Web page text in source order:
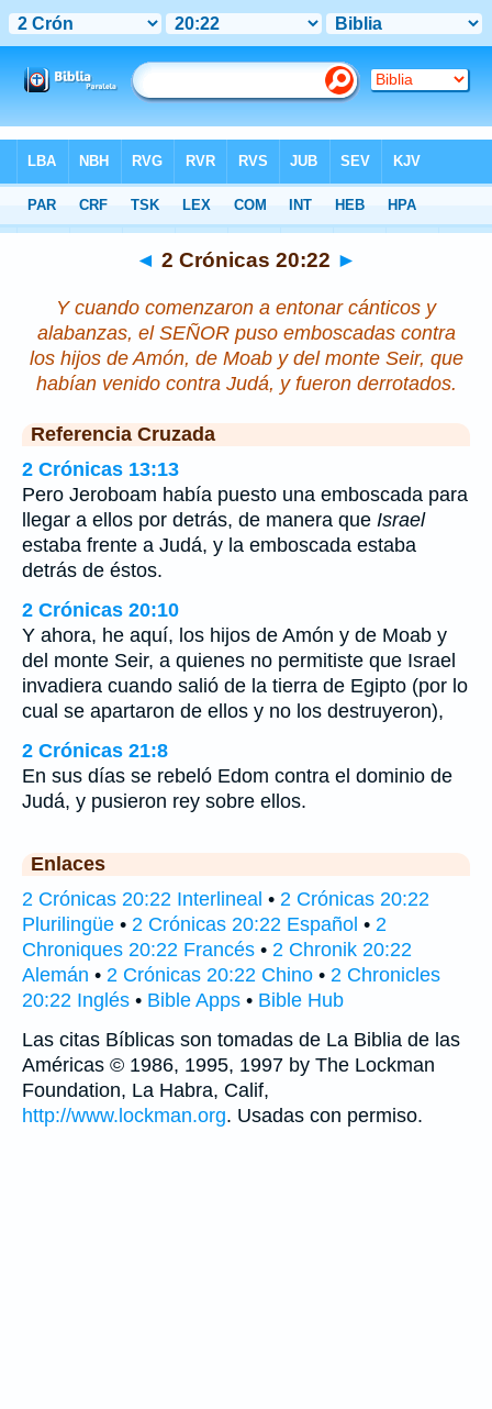
>2 Crónicas Capítulo 20 > Verso 22
◄ 2 Crónicas 20:22 ►
Y cuando comenzaron a entonar cánticos y
alabanzas, el SEÑOR puso emboscadas contra
los hijos de Amón, de Moab y del monte Seir, que
habían venido contra Judá, y fueron derrotados.
Referencia Cruzada
2 Crónicas 13:13
Pero Jeroboam había puesto una emboscada para
llegar a ellos por detrás, de manera que Israel
estaba frente a Judá, y la emboscada estaba
detrás de éstos.
2 Crónicas 20:10
Y ahora, he aquí, los hijos de Amón y de Moab y
del monte Seir, a quienes no permitiste que Israel
invadiera cuando salió de la tierra de Egipto (por lo
cual se apartaron de ellos y no los destruyeron),
2 Crónicas 21:8
En sus días se rebeló Edom contra el dominio de
Judá, y pusieron rey sobre ellos.
Enlaces
2 Crónicas 20:22 Interlineal • 2 Crónicas 20:22
Plurilingüe • 2 Crónicas 20:22 Español • 2
Chroniques 20:22 Francés • 2 Chronik 20:22
Alemán • 2 Crónicas 20:22 Chino • 2 Chronicles
20:22 Inglés • Bible Apps • Bible Hub
Las citas Bíblicas son tomadas de La Biblia de las
Américas © 1986, 1995, 1997 by The Lockman
Foundation, La Habra, Calif,
http://www.lockman.org. Usadas con permiso.